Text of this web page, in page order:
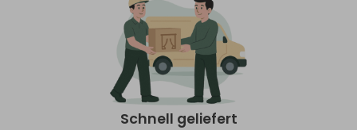
Schnell geliefert